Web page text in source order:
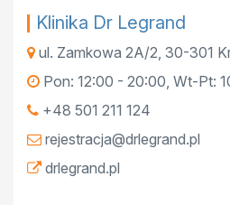
Klinika Dr Legrand
ul. Zamkowa 2A/2, 30-301
Pon: 12:00 - 20:00, Wt-Pt:
+48 501 211 124
rejestracja@drlegrand.pl
drlegrand.pl